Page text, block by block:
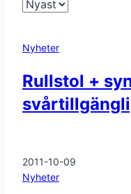
Nyheter
Rullstol +
2011-10-09
Nyheter